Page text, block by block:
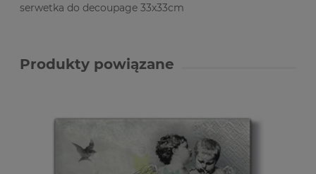
serwetka do decoupage 33x33cm
Produkty powiązane